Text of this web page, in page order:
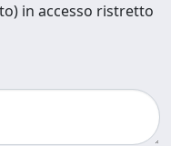
in accesso ristretto